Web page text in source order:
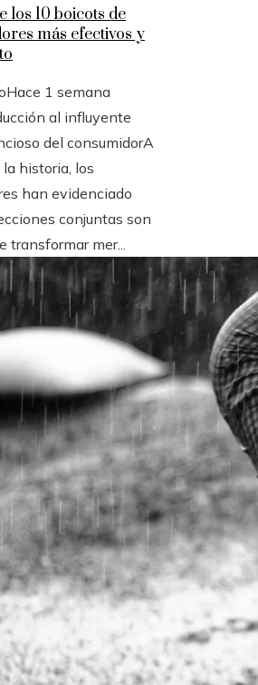
los 10 boicots de
más efectivos y
Hace 1 semana
al influyente
del consumidorA
la historia, los
han evidenciado
conjuntas son
transformar mer...